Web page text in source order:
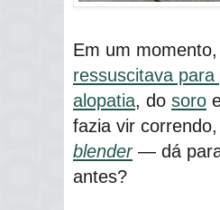
Em um
ressuscitava
alopatia, do soro
fazia vir
blender― dá para
antes?